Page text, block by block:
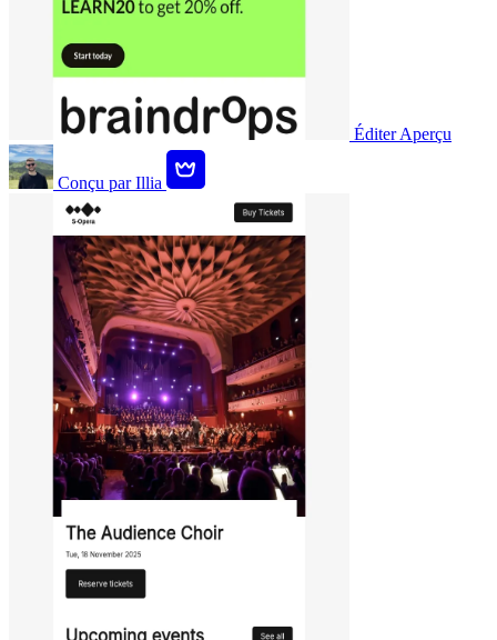
Éditer Aperçu
Conçu par Illia